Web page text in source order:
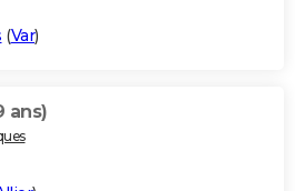
(Var)
ans)